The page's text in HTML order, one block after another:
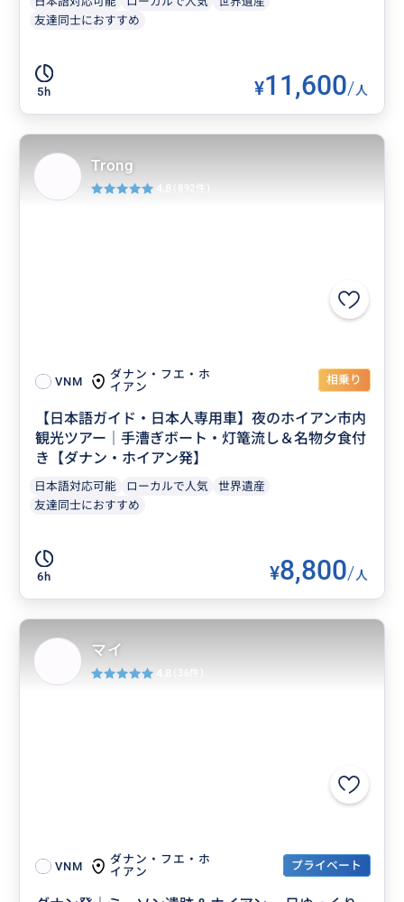
友達同士におすすめ
5h ¥11,600/人
VNM
ダナン・フエ・ホ
イアン
相乗り
【日本語ガイド・日本人専用車】夜のホイアン市内
観光ツアー｜手漕ぎボート・灯篭流し＆名物夕食付
き【ダナン・ホイアン発】
日本語対応可能 ローカルで人気
世界遺産
友達同士におすすめ
6h ¥8,800/人
Trong
4.8 (892件)
VNM
ダナン・フエ・ホ
イアン
プライベート
マイ
4.8 (36件)